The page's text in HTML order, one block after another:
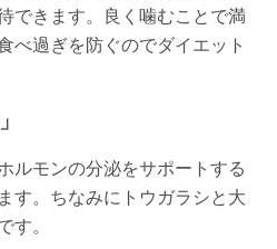
できます。良く噛むことで満
べ過ぎを防ぐのでダイエット
ルモンの分泌をサポートする
す。ちなみにトウガラシと大
。